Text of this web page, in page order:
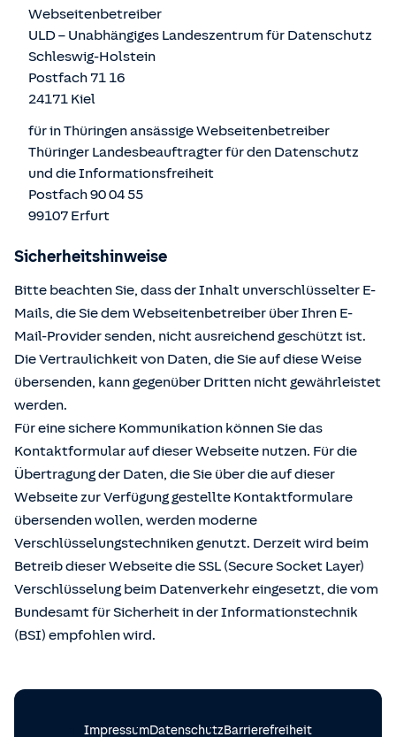
Webseitenbetreiber
ULD – Unabhängiges Landeszentrum für Datenschutz
Schleswig-Holstein
Postfach 71 16
24171 Kiel
für in Thüringen ansässige Webseitenbetreiber
Thüringer Landesbeauftragter für den Datenschutz
und die Informationsfreiheit
Postfach 90 04 55
99107 Erfurt
Sicherheitshinweise
Bitte beachten Sie, dass der Inhalt unverschlüsselter E-
Mails, die Sie dem Webseitenbetreiber über Ihren E-
Mail-Provider senden, nicht ausreichend geschützt ist.
Die Vertraulichkeit von Daten, die Sie auf diese Weise
übersenden, kann gegenüber Dritten nicht gewährleistet
werden.
Für eine sichere Kommunikation können Sie das
Kontaktformular auf dieser Webseite nutzen. Für die
Übertragung der Daten, die Sie über die auf dieser
Webseite zur Verfügung gestellte Kontaktformulare
übersenden wollen, werden moderne
Verschlüsselungstechniken genutzt. Derzeit wird beim
Betreib dieser Webseite die SSL (Secure Socket Layer)
Verschlüsselung beim Datenverkehr eingesetzt, die vom
Bundesamt für Sicherheit in der Informationstechnik
(BSI) empfohlen wird.
ImpressumDatenschutzBarrierefreiheit